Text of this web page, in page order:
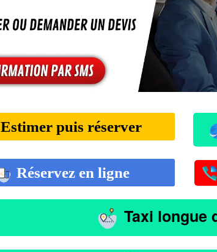
Estimer puis réserver
Réservez en ligne
Taxi longue